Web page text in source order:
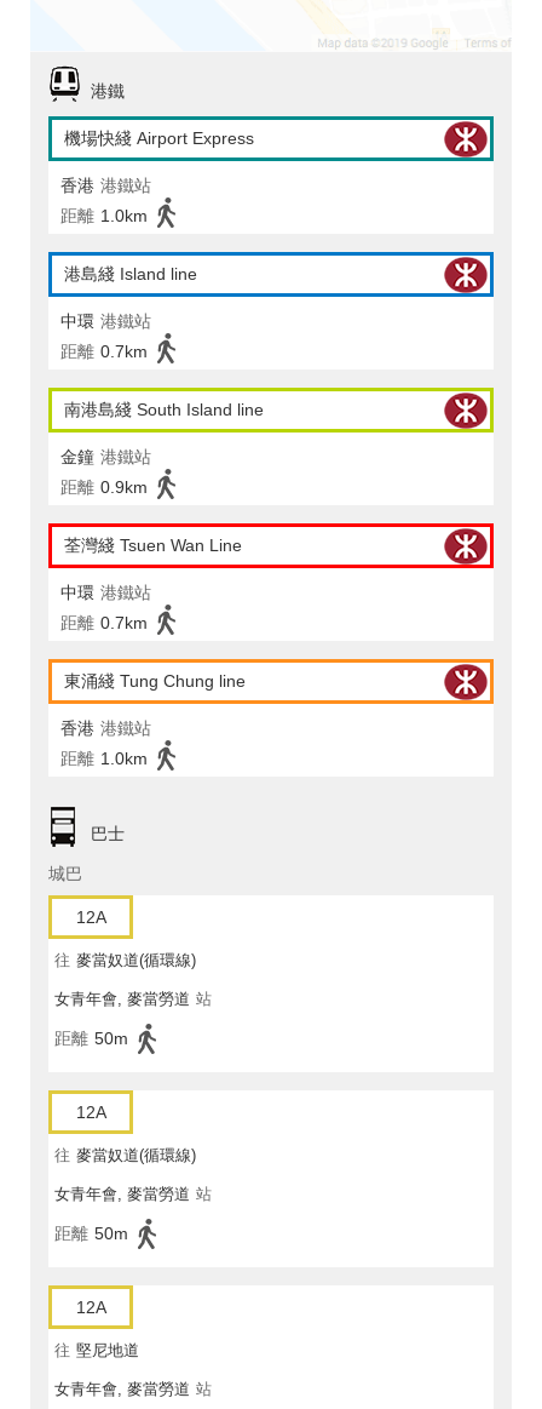
港鐵
機場快綫 Airport Express
香港 港鐵站
距離 1.0km
港島綫 Island line
中環 港鐵站
距離 0.7km
南港島綫 South Island line
金鐘 港鐵站
距離 0.9km
荃灣綫 Tsuen Wan Line
中環 港鐵站
距離 0.7km
東涌綫 Tung Chung line
香港 港鐵站
距離 1.0km
巴士
城巴
12A
往 麥當奴道(循環線)
女青年會, 麥當勞道 站
距離 50m
12A
往 麥當奴道(循環線)
女青年會, 麥當勞道 站
距離 50m
12A
往 堅尼地道
女青年會, 麥當勞道 站